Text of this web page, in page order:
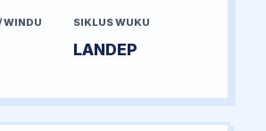
WINDU SIKLUS WUKU
LANDEP